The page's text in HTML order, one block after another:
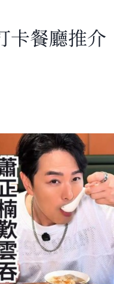
卡餐廳推介